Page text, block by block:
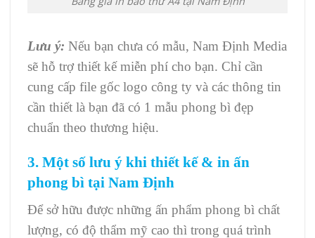
Lưu ý: Nếu bạn chưa có mẫu, Nam Định Media
sẽ hỗ trợ thiết kế miễn phí cho bạn. Chỉ cần
cung cấp file gốc logo công ty và các thông tin
cần thiết là bạn đã có 1 mẫu phong bì đẹp
chuẩn theo thương hiệu.
3. Một số lưu ý khi thiết kế & in ấn
phong bì tại Nam Định
Để sở hữu được những ấn phẩm phong bì chất
lượng, có độ thẩm mỹ cao thì trong quá trình